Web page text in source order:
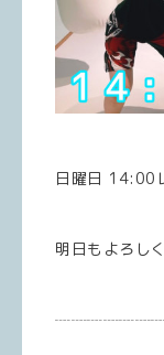
日曜日 14:00
明日もよろし